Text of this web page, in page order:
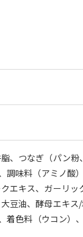
、つなぎ（パン
味料（アミノ
エキス、ガーリ
豆油、酵母エキ
着色料（ウコン